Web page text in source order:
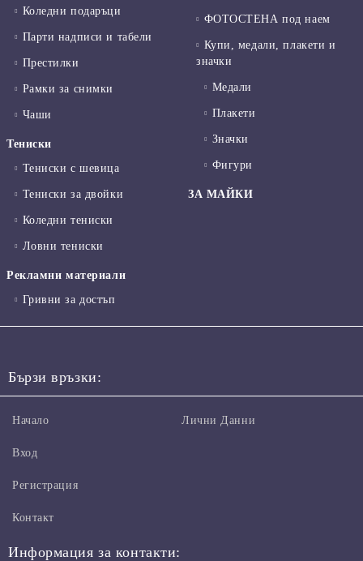
Коледни подаръци
Парти надписи и табели
Престилки
Рамки за снимки
Чаши
Тениски
Тениски с шевица
Тениски за двойки
Коледни тениски
Ловни тениски
Рекламни материали
Гривни за достъп
ФОТОСТЕНА под наем
Купи, медали, плакети и
значки
Медали
Плакети
Значки
Фигури
ЗА МАЙКИ
Бързи връзки:
Начало
Вход
Регистрация
Контакт
Лични Данни
Информация за контакти: